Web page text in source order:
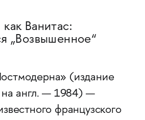
Ванитас:
„Возвышенное“
(издание
англ. — 1984) —
французского